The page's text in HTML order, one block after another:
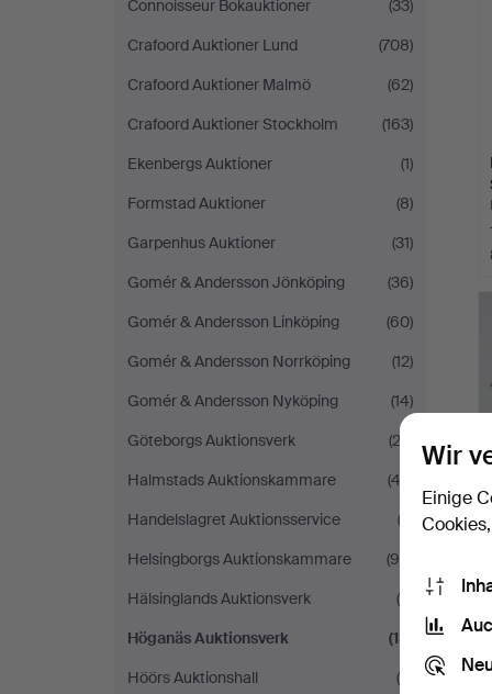
Connoisseur Bokauktioner
(33)
Crafoord Auktioner Lund
(708)
Crafoord Auktioner Malmö
(62)
Crafoord Auktioner Stockholm
(163)
Ekenbergs Auktioner
(1)
Formstad Auktioner
(8)
Garpenhus Auktioner
(31)
Gomér & Andersson Jönköping
(36)
Gomér & Andersson Linköping
(60)
Gomér & Andersson Norrköping
(12)
Gomér & Andersson Nyköping
(14)
Göteborgs Auktionsverk
(23)
Halmstads Auktionskammare
(42)
Handelslagret Auktionsservice
(3)
Helsingborgs Auktionskammare
(99)
Hälsinglands Auktionsverk
(6)
Höganäs Auktionsverk
(13)
Höörs Auktionshall
(4)
Wir
Einige